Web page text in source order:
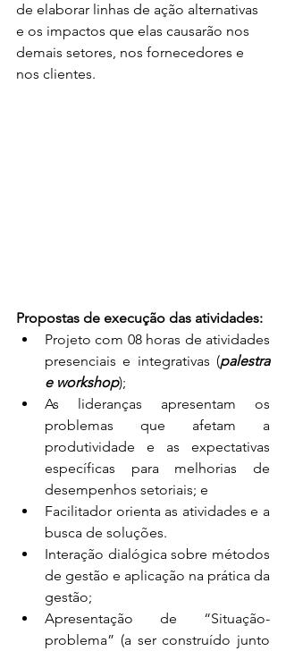
de elaborar linhas de ação alternativas
e os impactos que elas causarão nos
demais setores, nos fornecedores e
nos clientes.
Propostas de execução das atividades:
Projeto com 08 horas de atividades
presenciais e integrativas (palestra
e workshop);
As lideranças apresentam os
problemas que afetam a
produtividade e as expectativas
específicas para melhorias de
desempenhos setoriais; e
Facilitador orienta as atividades e a
busca de soluções.
Interação dialógica sobre métodos
de gestão e aplicação na prática da
gestão;
Apresentação de “Situação-
problema” (a ser construído junto